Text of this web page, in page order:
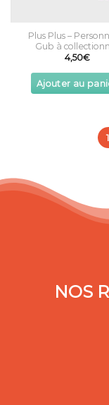
Plus Plus –
Gub à
4,50€
Ajouter au
1
NOS